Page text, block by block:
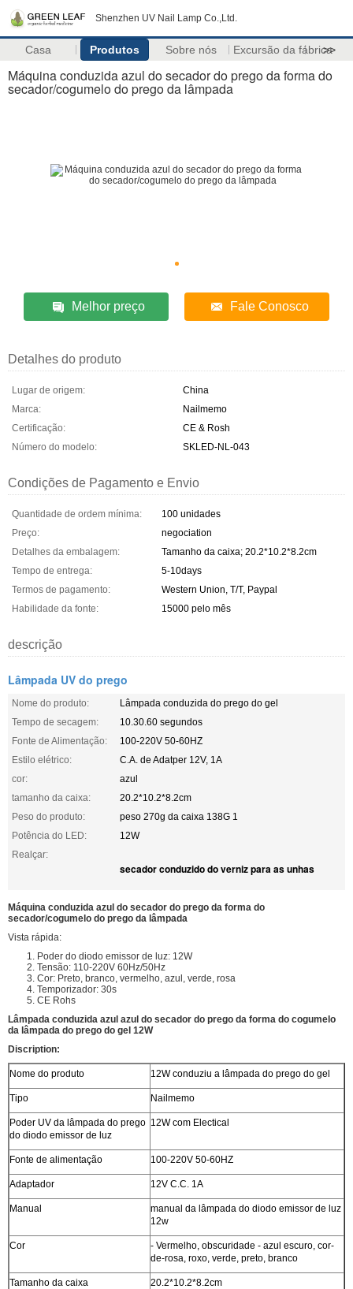
Shenzhen UV Nail Lamp Co.,Ltd.
Casa Produtos Sobre nós Excursão da fábrica
>>
Máquina conduzida azul do secador do prego da forma do
secador/cogumelo do prego da lâmpada
Melhor preço Fale Conosco
Detalhes do produto
Lugar de origem:
China
Marca:
Nailmemo
Certificação:
CE & Rosh
Número do modelo:
SKLED-NL-043
Condições de Pagamento e Envio
Quantidade de ordem mínima:
100 unidades
Preço:
negociation
Detalhes da embalagem:
Tamanho da caixa; 20.2*10.2*8.2cm
Tempo de entrega:
5-10days
Termos de pagamento:
Western Union, T/T, Paypal
Habilidade da fonte:
15000 pelo mês
descrição
Lâmpada UV do prego
Nome do produto:
Lâmpada conduzida do prego do gel
Tempo de secagem:
10.30.60 segundos
Fonte de Alimentação:
100-220V 50-60HZ
Estilo elétrico:
C.A. de Adatper 12V, 1A
cor:
azul
tamanho da caixa:
20.2*10.2*8.2cm
Peso do produto:
peso 270g da caixa 138G 1
Potência do LED:
12W
Realçar:
secador conduzido do verniz para as unhas
Máquina conduzida azul do secador do prego da forma do
secador/cogumelo do prego da lâmpada
Vista rápida:
1. Poder do diodo emissor de luz: 12W
2. Tensão: 110-220V 60Hz/50Hz
3. Cor: Preto, branco, vermelho, azul, verde, rosa
4. Temporizador: 30s
5. CE Rohs
Lâmpada conduzida azul azul do secador do prego da forma do cogumelo
da lâmpada do prego do gel 12W
Discription:
Nome do produto 12W conduziu a lâmpada do prego do gel
Tipo Nailmemo
Poder UV da lâmpada do prego
do diodo emissor de luz
12W com Electical
Fonte de alimentação 100-220V 50-60HZ
Adaptador 12V C.C. 1A
Manual
manual da lâmpada do diodo emissor de luz
12w
Cor
- Vermelho, obscuridade - azul escuro, cor-
de-rosa, roxo, verde, preto, branco
Tamanho da caixa 20.2*10.2*8.2cm